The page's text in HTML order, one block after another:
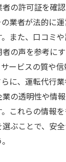
ーサポートの対
前に知っておき
を依頼する前に
約で安心を確保
詳細情報提供の
利用時の待ち合
時の安全対策確
前確認でトラブ
の許可証を確
業者が法的に
また、口コミ
の声を参考に
ービスの質や
に、運転代行
の透明性や情
これらの情報
ぶことで、安